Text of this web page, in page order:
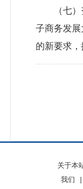
（七）夯
子商务发
的新要求
关于本
我们
|